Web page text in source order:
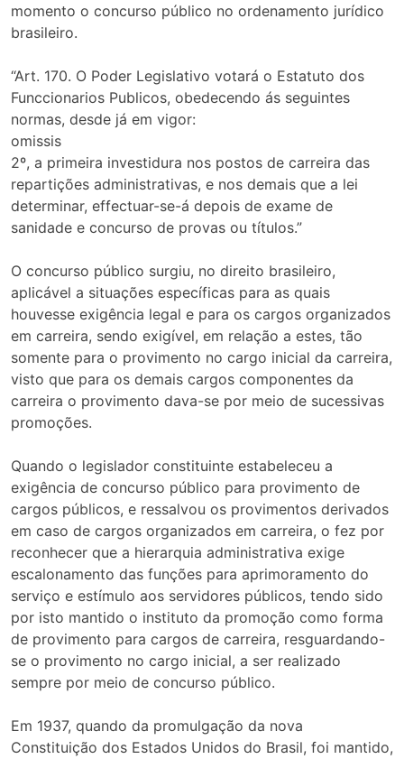
momento o concurso público no ordenamento jurídico
brasileiro.
“Art. 170. O Poder Legislativo votará o Estatuto dos
Funccionarios Publicos, obedecendo ás seguintes
normas, desde já em vigor:
omissis
2º, a primeira investidura nos postos de carreira das
repartições administrativas, e nos demais que a lei
determinar, effectuar-se-á depois de exame de
sanidade e concurso de provas ou títulos.”
O concurso público surgiu, no direito brasileiro,
aplicável a situações específicas para as quais
houvesse exigência legal e para os cargos organizados
em carreira, sendo exigível, em relação a estes, tão
somente para o provimento no cargo inicial da carreira,
visto que para os demais cargos componentes da
carreira o provimento dava-se por meio de sucessivas
promoções.
Quando o legislador constituinte estabeleceu a
exigência de concurso público para provimento de
cargos públicos, e ressalvou os provimentos derivados
em caso de cargos organizados em carreira, o fez por
reconhecer que a hierarquia administrativa exige
escalonamento das funções para aprimoramento do
serviço e estímulo aos servidores públicos, tendo sido
por isto mantido o instituto da promoção como forma
de provimento para cargos de carreira, resguardando-
se o provimento no cargo inicial, a ser realizado
sempre por meio de concurso público.
Em 1937, quando da promulgação da nova
Constituição dos Estados Unidos do Brasil, foi mantido,